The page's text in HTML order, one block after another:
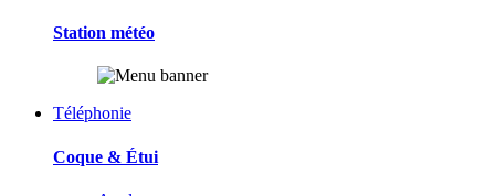
Station météo
Téléphonie
Coque & Étui